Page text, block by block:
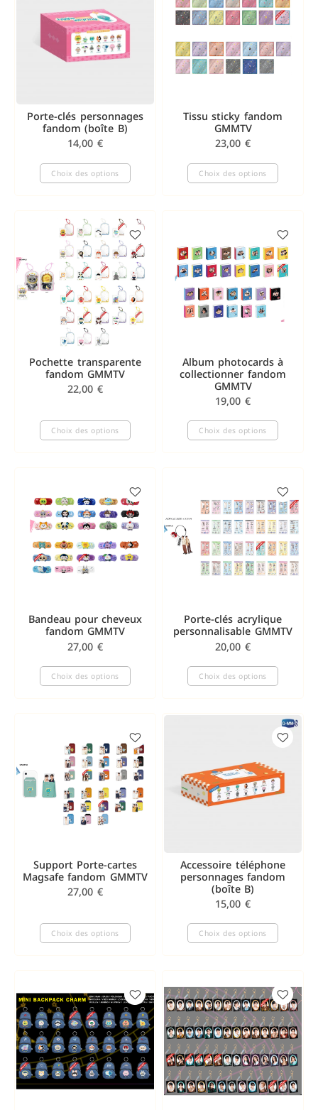
Porte-clés personnages
fandom (boîte B)
14,00 €
Choix des options
Tissu sticky fandom
GMMTV
23,00 €
Choix des options
Pochette transparente
fandom GMMTV
22,00 €
Choix des options
Album photocards à
collectionner fandom
GMMTV
19,00 €
Choix des options
Bandeau pour cheveux
fandom GMMTV
27,00 €
Choix des options
Porte-clés acrylique
personnalisable GMMTV
20,00 €
Choix des options
Support Porte-cartes
Magsafe fandom GMMTV
27,00 €
Choix des options
Accessoire téléphone
personnages fandom
(boîte B)
15,00 €
Choix des options